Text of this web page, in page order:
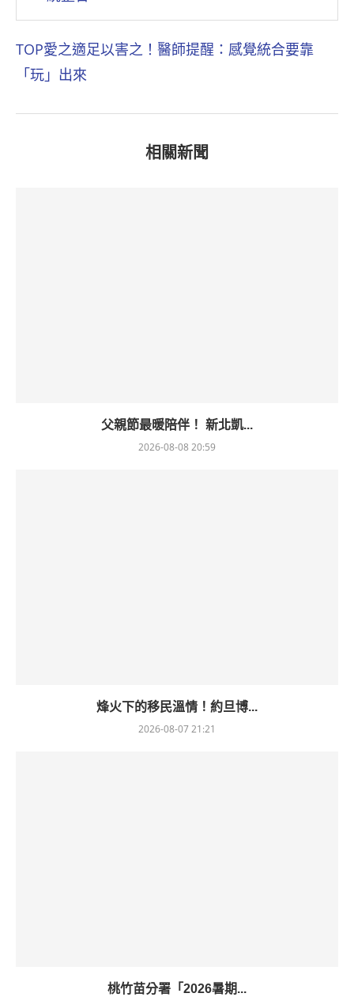
TOP愛之適足以害之！醫師提醒：感覺統合要靠
「玩」出來
相關新聞
父親節最暖陪伴！ 新北凱...
2026-08-08 20:59
烽火下的移民溫情！約旦博...
2026-08-07 21:21
桃竹苗分署「2026暑期...